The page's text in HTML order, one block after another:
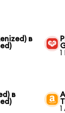
в
в